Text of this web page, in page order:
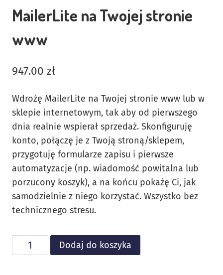
MailerLite na Twojej stronie
www
947.00 zł
Wdrożę MailerLite na Twojej stronie www lub w
sklepie internetowym, tak aby od pierwszego
dnia realnie wspierał sprzedaż. Skonfiguruję
konto, połączę je z Twoją stroną/sklepem,
przygotuję formularze zapisu i pierwsze
automatyzacje (np. wiadomość powitalna lub
porzucony koszyk), a na końcu pokażę Ci, jak
samodzielnie z niego korzystać. Wszystko bez
technicznego stresu.
ilość
MailerLite
Dodaj do koszyka